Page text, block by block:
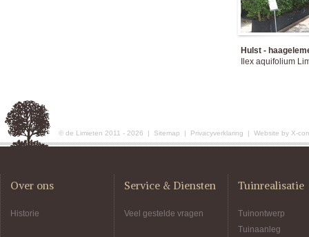
Hulst -
Ilex aquifolium
© de Limieten 2011 - 2026 | Sitemap | Privacyverklaring | Website by X-
Over ons
Historie
Service & Diensten
Veel gestelde vragen
Tuinrealisatie
Tuinontwerp
Tuinaanleg